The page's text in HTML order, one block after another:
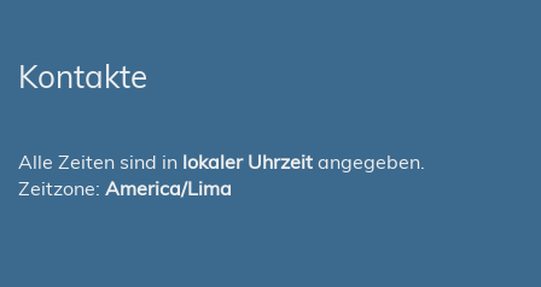
Kontakte
Alle Zeiten sind in lokaler Uhrzeit angegeben.
Zeitzone: America/Lima